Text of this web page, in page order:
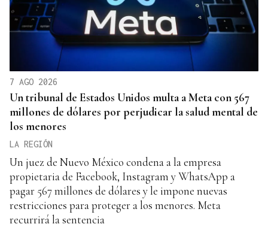
7 AGO 2026
Un tribunal de Estados Unidos multa a Meta con 567
millones de dólares por perjudicar la salud mental de
los menores
LA REGIÓN
Un juez de Nuevo México condena a la empresa
propietaria de Facebook, Instagram y WhatsApp a
pagar 567 millones de dólares y le impone nuevas
restricciones para proteger a los menores. Meta
recurrirá la sentencia